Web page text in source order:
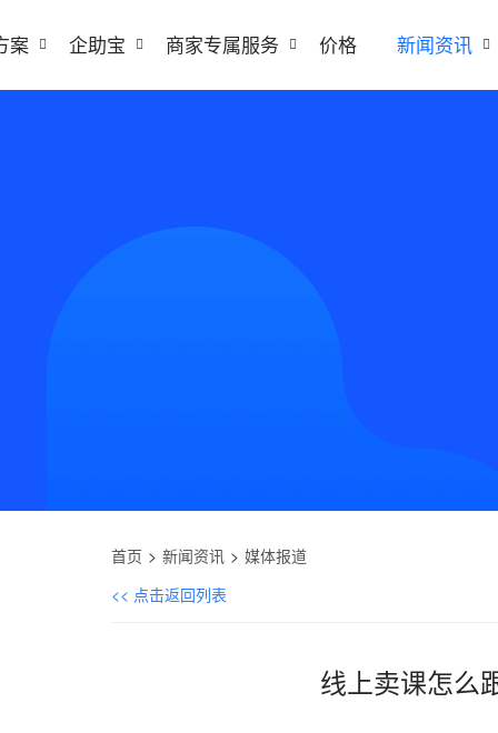
案 企助宝 商家专属服务 价格 新闻资讯
首页 新闻资讯
媒体报道
<< 点击返回列表
线上卖课怎么